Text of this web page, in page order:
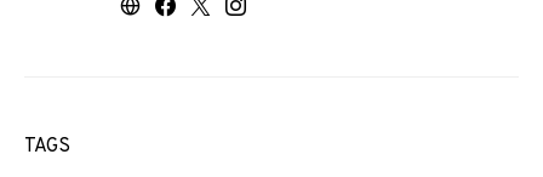
TAGS